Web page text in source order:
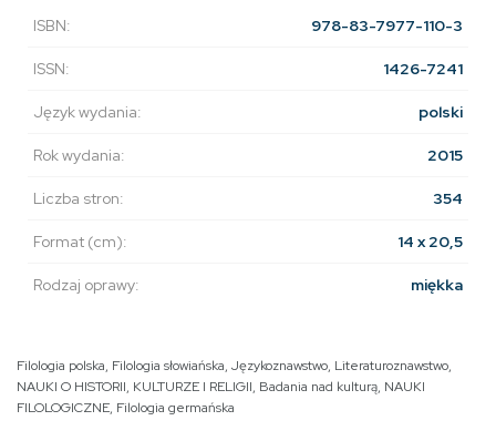
ISBN: 978-83-7977-110-3
ISSN: 1426-7241
Język wydania: polski
Rok wydania: 2015
Liczba stron: 354
Format (cm): 14 x 20,5
Rodzaj oprawy: miękka
Filologia polska, Filologia słowiańska, Językoznawstwo, Literaturoznawstwo,
NAUKI O HISTORII, KULTURZE I RELIGII, Badania nad kulturą, NAUKI
FILOLOGICZNE, Filologia germańska